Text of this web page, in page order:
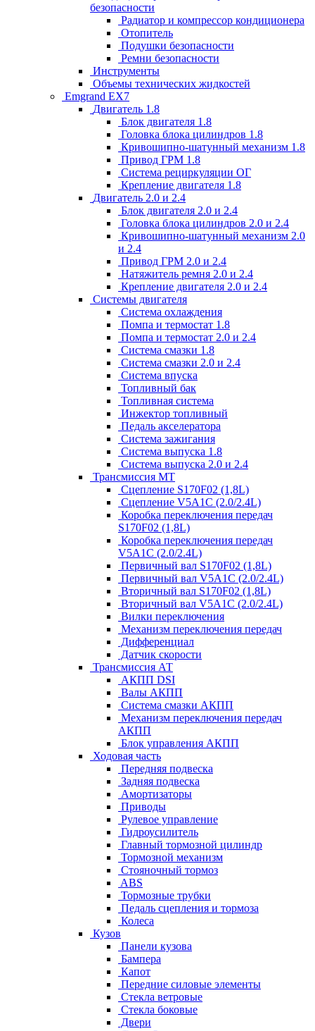
безопасности
Радиатор и компрессор кондиционера
Отопитель
Подушки безопасности
Ремни безопасности
Инструменты
Объемы технических жидкостей
Emgrand EX7
Двигатель 1.8
Блок двигателя 1.8
Головка блока цилиндров 1.8
Кривошипно-шатунный механизм 1.8
Привод ГРМ 1.8
Система рециркуляции ОГ
Крепление двигателя 1.8
Двигатель 2.0 и 2.4
Блок двигателя 2.0 и 2.4
Головка блока цилиндров 2.0 и 2.4
Кривошипно-шатунный механизм 2.0
и 2.4
Привод ГРМ 2.0 и 2.4
Натяжитель ремня 2.0 и 2.4
Крепление двигателя 2.0 и 2.4
Системы двигателя
Система охлаждения
Помпа и термостат 1.8
Помпа и термостат 2.0 и 2.4
Система смазки 1.8
Система смазки 2.0 и 2.4
Система впуска
Топливный бак
Топливная система
Инжектор топливный
Педаль акселератора
Система зажигания
Система выпуска 1.8
Система выпуска 2.0 и 2.4
Трансмиссия МТ
Сцепление S170F02 (1,8L)
Сцепление V5A1C (2.0/2.4L)
Коробка переключения передач
S170F02 (1,8L)
Коробка переключения передач
V5A1C (2.0/2.4L)
Первичный вал S170F02 (1,8L)
Первичный вал V5A1C (2.0/2.4L)
Вторичный вал S170F02 (1,8L)
Вторичный вал V5A1C (2.0/2.4L)
Вилки переключения
Механизм переключения передач
Дифференциал
Датчик скорости
Трансмиссия АТ
АКПП DSI
Валы АКПП
Система смазки АКПП
Механизм переключения передач
АКПП
Блок управления АКПП
Ходовая часть
Передняя подвеска
Задняя подвеска
Амортизаторы
Приводы
Рулевое управление
Гидроусилитель
Главный тормозной цилиндр
Тормозной механизм
Стояночный тормоз
ABS
Тормозные трубки
Педаль сцепления и тормоза
Колеса
Кузов
Панели кузова
Бампера
Капот
Передние силовые элементы
Стекла ветровые
Стекла боковые
Двери